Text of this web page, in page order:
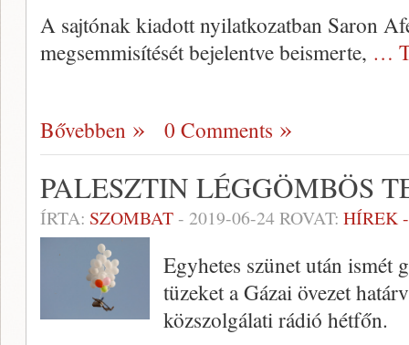
A sajtónak kiadott nyilatkozatban Saron
megsemmisítését bejelentve beismerte, …
Bővebben 0 Comments
PALESZTIN LÉGGÖMBÖS
ÍRTA: SZOMBAT- 2019-06-24ROVAT: HÍREK
Egyhetes szünet után
tüzeket a Gázai övezet
közszolgálati rádió hétfőn.